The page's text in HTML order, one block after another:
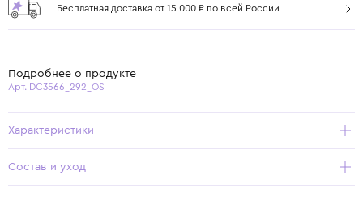
Бесплатная доставка от 15 000 ₽ по всей России
Подробнее о продукте
Арт. DC3566_292_OS
Характеристики
Состав и уход